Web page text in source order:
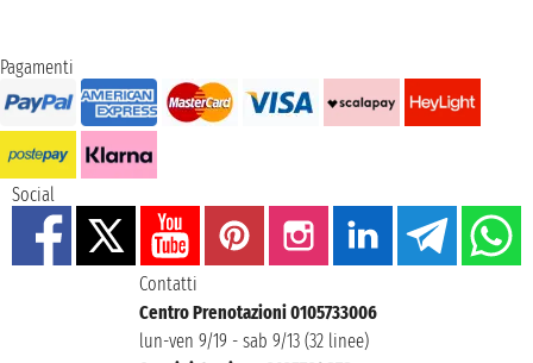
Pagamenti
Social
Contatti
Centro Prenotazioni 0105733006
lun-ven 9/19 - sab 9/13 (32 linee)